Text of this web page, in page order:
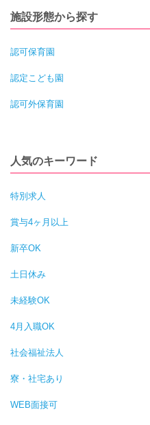
施設形態から探す
認可保育園
認定こども園
認可外保育園
人気のキーワード
特別求人
賞与4ヶ月以上
新卒OK
土日休み
未経験OK
4月入職OK
社会福祉法人
寮・社宅あり
WEB面接可